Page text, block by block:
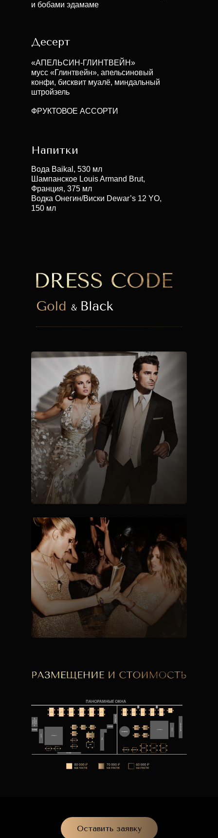
и бобами эдамаме
ФРУКТОВОЕ АССОРТИ
Вода Baikal, 530 мл
Шампанское Louis Armand Brut,
Франция, 375 мл
Водка Онегин/Виски Dewar’s 12 YO,
150 мл
«АПЕЛЬСИН-ГЛИНТВЕЙН»
мусс «Глинтвейн», апельсиновый
конфи, бисквит муалё, миндальный
штройзель
Десерт
Напитки
Оставить заявку